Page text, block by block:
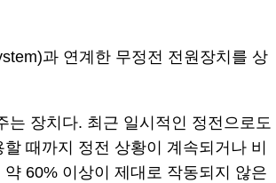
과 연계한 무정전 전원장치를 상
는 장치다. 최근 일시적인 정전으로도
때까지 정전 상황이 계속되거나 비
60% 이상이 제대로 작동되지 않은